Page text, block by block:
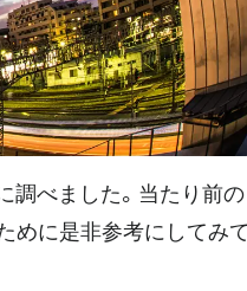
調べました。当たり前の
めに是非参考にしてみて